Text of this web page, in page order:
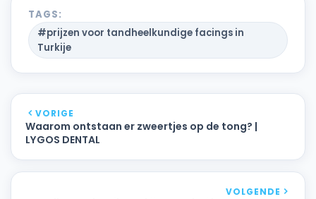
TAGS:
#prijzen voor tandheelkundige facings in
Turkije
VORIGE
Waarom ontstaan er zweertjes op de tong? |
LYGOS DENTAL
VOLGENDE